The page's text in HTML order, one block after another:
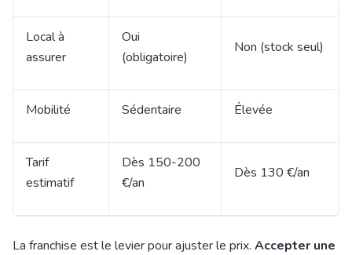
Local à
assurer
Oui
(obligatoire)
Non (stock seul)
Mobilité Sédentaire Élevée
Tarif
estimatif
Dès 150-200
€/an
Dès 130 €/an
La franchise est le levier pour ajuster le prix. Accepter une